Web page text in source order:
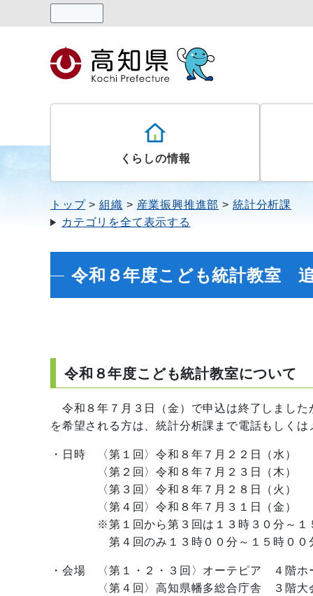
くらしの情報
トップ 組織 産業振興推進部
統計分析課
カテゴリを全て表示する
令和８年度こども統計教室
令和８年度こども統計教室について
令和８年７月３日（金）で申込は終了しまし
を希望される方は、統計分析課まで電話もしくは
・日時 〈第１回〉令和８年７月２２日（水）
〈第２回〉令和８年７月２３日（木）
〈第３回〉令和８年７月２８日（火）
〈第４回〉令和８年７月３１日（金）
​※第１回から第３回は１３時３０分～１５
第４回のみ１３時００分～１５時００分
・会場 〈第１・２・３回〉オーテピア ４階ホ
〈第４回〉高知県幡多総合庁舎 ３階大会